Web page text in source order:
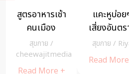
สูตรอาหารเช้า
คนเมือง
สุขกาย /
cheewajitmedia
Read More +
แคะหูบ่อย
เสี่ยงอันตร
มากกว่าที่
สุขกาย /
Read